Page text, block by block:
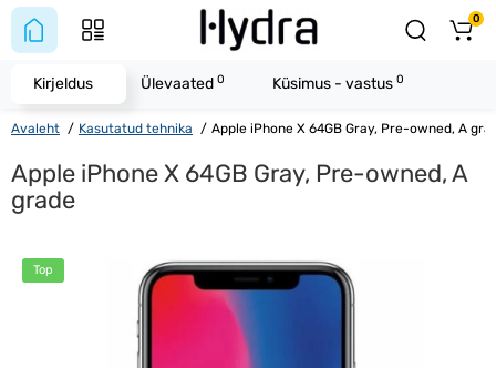
0
Avaleht Kasutatud tehnika Apple iPhone X 64GB Gray, Pre-owned, A
Apple iPhone X 64GB Gray, Pre-owned, A
grade
Top
Kirjeldus Ülevaated 0 Küsimus - vastus 0